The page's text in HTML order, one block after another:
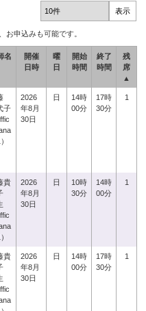
お申込みも可能です。
名
開催
日時
曜
日
開始
時間
終了
時間
残
席
▲
子
2026
年8月
30日
日
14時
00分
17時
30分
1
貴
2026
年8月
30日
日
10時
30分
14時
00分
1
貴
2026
年8月
30日
日
14時
00分
17時
30分
1